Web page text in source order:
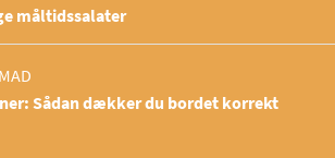
måltidssalater
Sådan dækker du bordet korrekt